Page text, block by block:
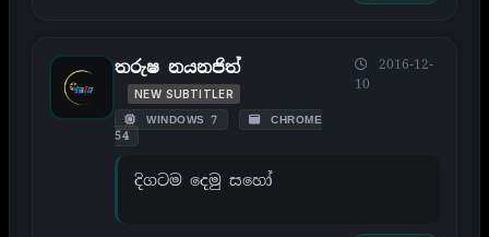
තරුෂ නයනජිත්
NEW SUBTITLER
WINDOWS 7
CHROME
54
2016-12-
10
දිගටම දෙමු සහෝ